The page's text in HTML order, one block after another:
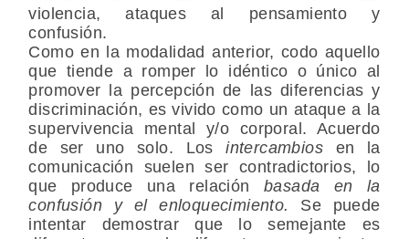
violencia, ataques al pensamiento y
confusión.
Como en la modalidad anterior, codo aquello
que tiende a romper lo idéntico o único al
promover la percepción de las diferencias y
discriminación, es vivido como un ataque a la
supervivencia mental y/o corporal. Acuerdo
de ser uno solo. Losintercambios en la
comunicación suelen ser contradictorios, lo
que produce una relaciónbasada en la
confusión y el enloquecimiento. Se puede
intentar demostrar que lo semejante es